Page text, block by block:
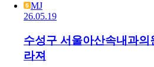
MJ
26.05.19
수성구 서울아산속내과
라져